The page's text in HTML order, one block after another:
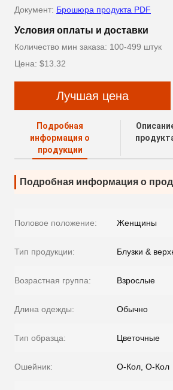
Документ: Брошюра продукта PDF
Условия оплаты и доставки
Количество мин заказа: 100-499 штук
Цена: $13.32
Лучшая цена
Подробная
информация о
продукции
Подробная информация о
Половое положение: Женщины
Тип продукции: Блузки &
Возрастная группа: Взрослые
Длина одежды: Обычно
Тип образца: Цветочные
Ошейник: О-Кол, О-Кол